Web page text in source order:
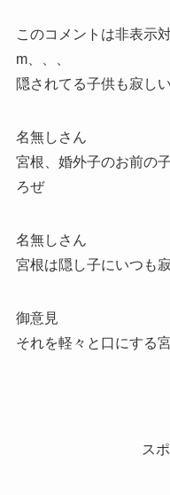
このコメントは非表示
m、、、
隠されてる子供も寂し
名無しさん
宮根、婚外子のお前の
ろぜ
名無しさん
宮根は隠し子にいつも
御意見
それを軽々と口にする
ス